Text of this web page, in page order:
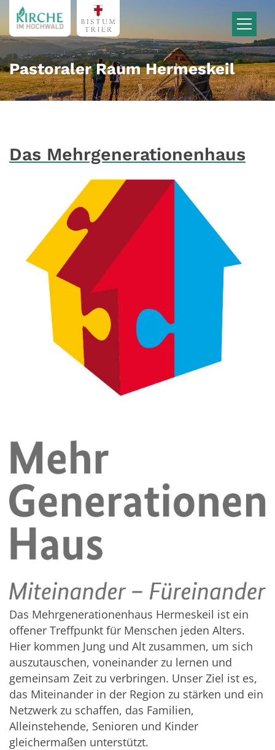
Zum Inhalt springen
Pastoraler Raum Hermeskeil
Das Mehrgenerationenhaus
Das Mehrgenerationenhaus Hermeskeil ist ein
offener Treffpunkt für Menschen jeden Alters.
Hier kommen Jung und Alt zusammen, um sich
auszutauschen, voneinander zu lernen und
gemeinsam Zeit zu verbringen. Unser Ziel ist es,
das Miteinander in der Region zu stärken und ein
Netzwerk zu schaffen, das Familien,
Alleinstehende, Senioren und Kinder
gleichermaßen unterstützt.